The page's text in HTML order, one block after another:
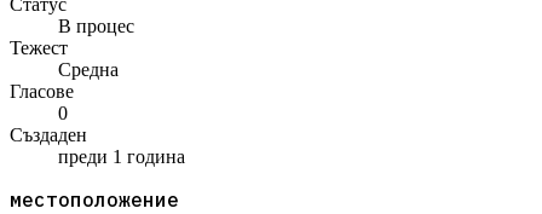
Статус
В процес
Тежест
Средна
Гласове
0
Създаден
преди 1 година
местоположение